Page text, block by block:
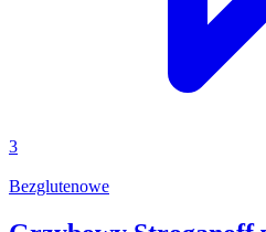
3
Bezglutenowe